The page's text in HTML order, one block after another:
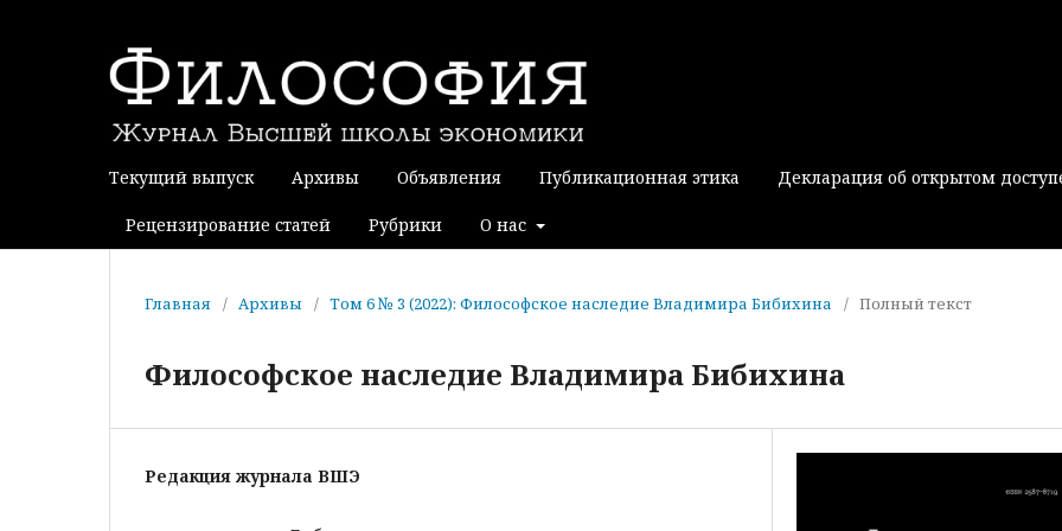
Текущий выпуск Архивы Объявления Публикационная этика Декларация об открытом
Рецензирование статей Рубрики О нас
Главная / Архивы / Том 6 № 3 (2022): Философское наследие Владимира Бибихина / Полный текст
Философское наследие Владимира Бибихина
Редакция журнала ВШЭ